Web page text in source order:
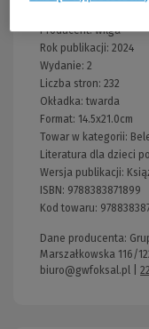
Producent:wilga
Rok publikacji: 2024
Wydanie: 2
Liczba stron: 232
Okładka:twarda
Format: 14.5x21.0cm
Towar w kategorii:
Literatura dla dzieci
Wersja publikacji:
ISBN: 9788383871899
Kod towaru:
Dane producenta:
Marszałkowska 116/
biuro@gwfoksal.pl